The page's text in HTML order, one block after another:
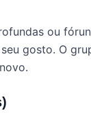
ou
gosto. O